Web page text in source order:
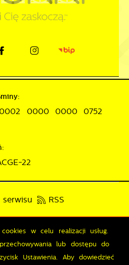
0000 0000 0752
22
RSS
Sygnalista
w celu realizacji usług.
lub dostępu do
Ustawienia. Aby dowiedzieć